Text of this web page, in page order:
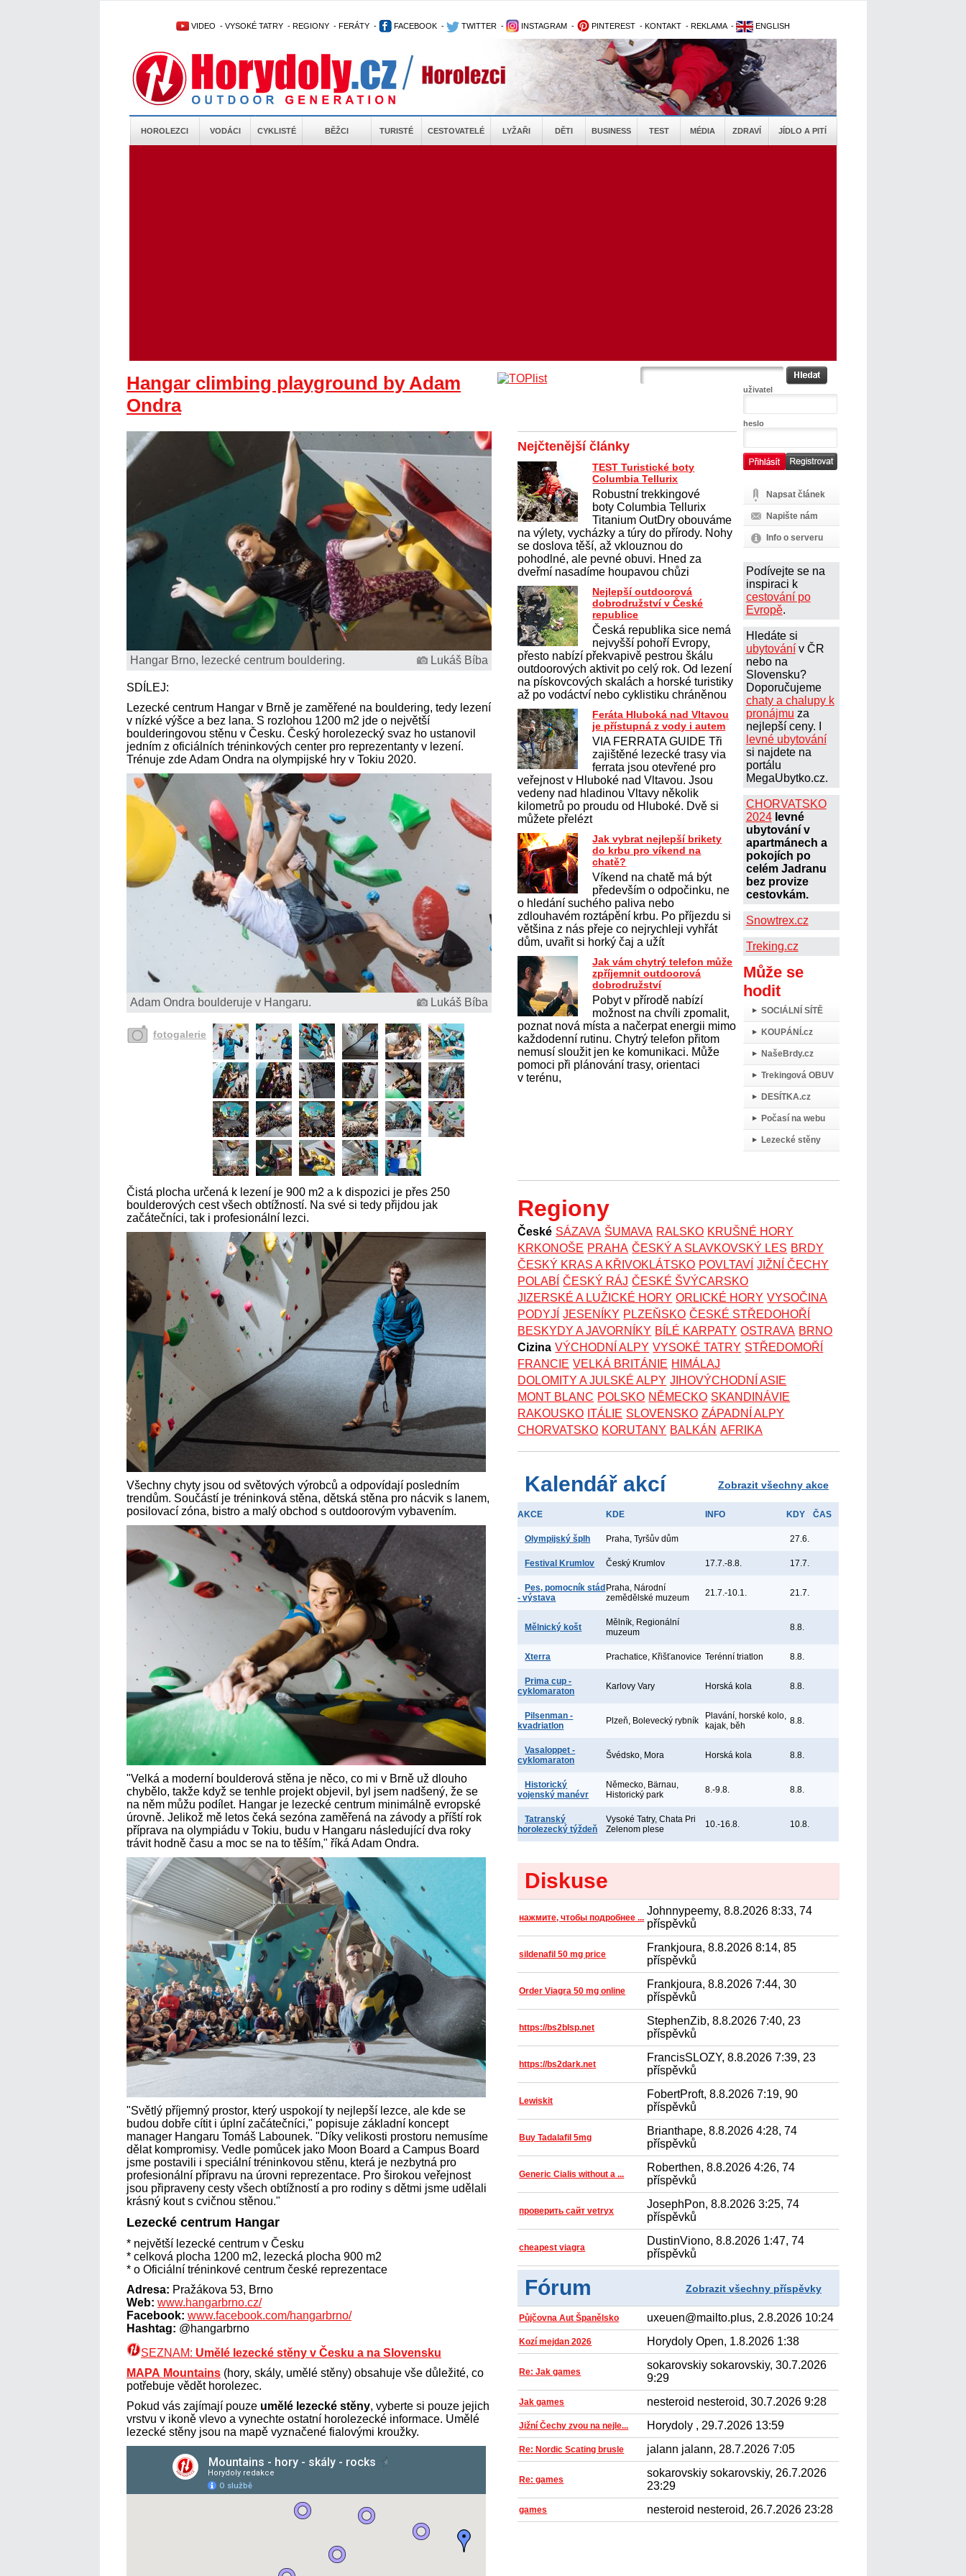
VIDEO - VYSOKÉ TATRY - REGIONY - FERÁTY - FACEBOOK - TWITTER - INSTAGRAM - PINTEREST - KONTAKT - REKLAMA - ENGLISH
HOROLEZCI VODÁCI CYKLISTÉ BĚŽCI TURISTÉ CESTOVATELÉ LYŽAŘI DĚTI BUSINESS TEST MÉDIA ZDRAVÍ JÍDLO A PITÍ
Hangar climbing playground by Adam
Ondra
Hangar Brno, lezecké centrum bouldering. Lukáš Bíba
SDÍLEJ:
Lezecké centrum Hangar v Brně je zaměřené na bouldering, tedy lezení
v nízké výšce a bez lana. S rozlohou 1200 m2 jde o největší
boulderingovou stěnu v Česku. Český horolezecký svaz ho ustanovil
jedním z oficiálních tréninkových center pro reprezentanty v lezení.
Trénuje zde Adam Ondra na olympijské hry v Tokiu 2020.
Adam Ondra boulderuje v Hangaru. Lukáš Bíba
fotogalerie
Čistá plocha určená k lezení je 900 m2 a k dispozici je přes 250
boulderových cest všech obtížností. Na své si tedy přijdou jak
začátečníci, tak i profesionální lezci.
Všechny chyty jsou od světových výrobců a odpovídají posledním
trendům. Součástí je tréninková stěna, dětská stěna pro nácvik s lanem,
posilovací zóna, bistro a malý obchod s outdoorovým vybavením.
"Velká a moderní boulderová stěna je něco, co mi v Brně už dlouho
chybělo, takže když se tenhle projekt objevil, byl jsem nadšený, že se
na něm můžu podílet. Hangar je lezecké centrum minimálně evropské
úrovně. Jelikož mě letos čeká sezóna zaměřená na závody a příští rok
příprava na olympiádu v Tokiu, budu v Hangaru následující dva roky
trávit hodně času a moc se na to těším," říká Adam Ondra.
"Světlý příjemný prostor, který uspokojí ty nejlepší lezce, ale kde se
budou dobře cítit i úplní začátečníci," popisuje základní koncept
manager Hangaru Tomáš Labounek. "Díky velikosti prostoru nemusíme
dělat kompromisy. Vedle pomůcek jako Moon Board a Campus Board
jsme postavili i speciální tréninkovou stěnu, která je nezbytná pro
profesionální přípravu na úrovni reprezentace. Pro širokou veřejnost
jsou připraveny cesty všech obtížností a pro rodiny s dětmi jsme udělali
krásný kout s cvičnou stěnou."
Lezecké centrum Hangar
* největší lezecké centrum v Česku
* celková plocha 1200 m2, lezecká plocha 900 m2
* o Oficiální tréninkové centrum české reprezentace
Adresa: Pražákova 53, Brno
Web: www.hangarbrno.cz/
Facebook: www.facebook.com/hangarbrno/
Hashtag: @hangarbrno
SEZNAM: Umělé lezecké stěny v Česku a na Slovensku
MAPA Mountains (hory, skály, umělé stěny) obsahuje vše důležité, co
potřebuje vědět horolezec.
Pokud vás zajímají pouze umělé lezecké stěny, vyberte si pouze jejich
vrstvu v ikoně vlevo a vynechte ostatní horolezecké informace. Umělé
lezecké stěny jsou na mapě vyznačené fialovými kroužky.
uživatel
heslo
Napsat článek
Napište nám
Info o serveru
Podívejte se na
inspiraci k
cestování po
Evropě.
Hledáte si
ubytovánív ČR
nebo na
Slovensku?
Doporučujeme
chaty a chalupy k
pronájmu za
nejlepší ceny. I
levné ubytování
si najdete na
portálu
MegaUbytko.cz.
CHORVATSKO
2024 levné
ubytování v
apartmánech a
pokojích po
celém Jadranu
bez provize
cestovkám.
Snowtrex.cz
Treking.cz
Může se
hodit
SOCIÁLNÍ SÍTĚ
KOUPÁNÍ.cz
NašeBrdy.cz
Trekingová OBUV
DESÍTKA.cz
Počasí na webu
Lezecké stěny
Nejčtenější články
TEST Turistické boty
Columbia Tellurix
Robustní trekkingové
boty Columbia Tellurix
Titanium OutDry obouváme
na výlety, vycházky a túry do přírody. Nohy
se doslova těší, až vklouznou do
pohodlné, ale pevné obuvi. Hned za
dveřmí nasadíme houpavou chůzi
Nejlepší outdoorová
dobrodružství v České
republice
Česká republika sice nemá
nejvyšší pohoří Evropy,
přesto nabízí překvapivě pestrou škálu
outdoorových aktivit po celý rok. Od lezení
na pískovcových skalách a horské turistiky
až po vodáctví nebo cyklistiku chráněnou
Feráta Hluboká nad Vltavou
je přístupná z vody i autem
VIA FERRATA GUIDE Tři
zajištěné lezecké trasy via
ferrata jsou otevřené pro
veřejnost v Hluboké nad Vltavou. Jsou
vedeny nad hladinou Vltavy několik
kilometrů po proudu od Hluboké. Dvě si
můžete přelézt
Jak vybrat nejlepší brikety
do krbu pro víkend na
chatě?
Víkend na chatě má být
především o odpočinku, ne
o hledání suchého paliva nebo
zdlouhavém roztápění krbu. Po příjezdu si
většina z nás přeje co nejrychleji vyhřát
dům, uvařit si horký čaj a užít
Jak vám chytrý telefon může
zpříjemnit outdoorová
dobrodružství
Pobyt v přírodě nabízí
možnost na chvíli zpomalit,
poznat nová místa a načerpat energii mimo
každodenní rutinu. Chytrý telefon přitom
nemusí sloužit jen ke komunikaci. Může
pomoci při plánování trasy, orientaci
v terénu,
Regiony
České SÁZAVA ŠUMAVA RALSKO KRUŠNÉ HORY
KRKONOŠE PRAHA ČESKÝ A SLAVKOVSKÝ LES BRDY
ČESKÝ KRAS A KŘIVOKLÁTSKO POVLTAVÍ JIŽNÍ ČECHY
POLABÍ
ČESKÝ RÁJ ČESKÉ ŠVÝCARSKO
JIZERSKÉ A LUŽICKÉ HORY ORLICKÉ HORY VYSOČINA
PODYJÍ
JESENÍKY PLZEŇSKO ČESKÉ STŘEDOHOŘÍ
BESKYDY A JAVORNÍKY BÍLÉ KARPATY OSTRAVA BRNO
Cizina VÝCHODNÍ ALPY VYSOKÉ TATRY STŘEDOMOŘÍ
FRANCIE VELKÁ BRITÁNIE HIMÁLAJ
DOLOMITY A JULSKÉ ALPY JIHOVÝCHODNÍ ASIE
MONT BLANC POLSKO NĚMECKO SKANDINÁVIE
RAKOUSKO ITÁLIE SLOVENSKO ZÁPADNÍ ALPY
CHORVATSKO KORUTANY BALKÁN AFRIKA
Kalendář akcí Zobrazit všechny akce
AKCE KDE INFO KDY ČAS
Olympijský šplh Praha, Tyršův dům 27.6.
Festival Krumlov Český Krumlov 17.7.-8.8. 17.7.
Pes, pomocník stád
- výstava
Praha, Národní
zemědělské muzeum
21.7.-10.1. 21.7.
Mělnický košt
Mělník, Regionální
muzeum
8.8.
Xterra Prachatice, Křišťanovice Terénní triatlon 8.8.
Prima cup -
cyklomaraton
Karlovy Vary Horská kola 8.8.
Pilsenman -
kvadriatlon
Plzeň, Bolevecký rybník
Plavání, horské kolo,
kajak, běh
8.8.
Vasaloppet -
cyklomaraton
Švédsko, Mora Horská kola 8.8.
Historický
vojenský manévr
Německo, Bärnau,
Historický park
8.-9.8. 8.8.
Tatranský
horolezecký týždeň
Vysoké Tatry, Chata Pri
Zelenom plese
10.-16.8. 10.8.
Diskuse
нажмите, чтобы подробнее ...
Johnnypeemy, 8.8.2026 8:33, 74
příspěvků
sildenafil 50 mg price
Frankjoura, 8.8.2026 8:14, 85
příspěvků
Order Viagra 50 mg online
Frankjoura, 8.8.2026 7:44, 30
příspěvků
https://bs2blsp.net
StephenZib, 8.8.2026 7:40, 23
příspěvků
https://bs2dark.net
FrancisSLOZY, 8.8.2026 7:39, 23
příspěvků
Lewiskit
FobertProft, 8.8.2026 7:19, 90
příspěvků
Buy Tadalafil 5mg
Brianthape, 8.8.2026 4:28, 74
příspěvků
Generic Cialis without a ...
Roberthen, 8.8.2026 4:26, 74
příspěvků
проверить сайт vetryx
JosephPon, 8.8.2026 3:25, 74
příspěvků
cheapest viagra
DustinViono, 8.8.2026 1:47, 74
příspěvků
Fórum Zobrazit všechny příspěvky
Půjčovna Aut Španělsko uxeuen@mailto.plus, 2.8.2026 10:24
Kozí mejdan 2026 Horydoly Open, 1.8.2026 1:38
Re: Jak games
sokarovskiy sokarovskiy, 30.7.2026
9:29
Jak games nesteroid nesteroid, 30.7.2026 9:28
Jižní Čechy zvou na nejle... Horydoly , 29.7.2026 13:59
Re: Nordic Scating brusle jalann jalann, 28.7.2026 7:05
Re: games
sokarovskiy sokarovskiy, 26.7.2026
23:29
games nesteroid nesteroid, 26.7.2026 23:28